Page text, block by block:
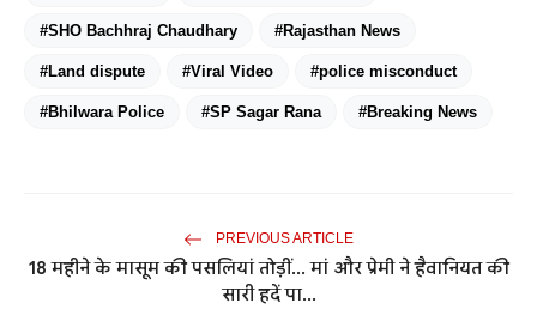
#SHO Bachhraj Chaudhary #Rajasthan News
#Land dispute #Viral Video #police misconduct
#Bhilwara Police #SP Sagar Rana #Breaking News
PREVIOUS ARTICLE
18 महीने के मासूम की पसलियां तोड़ीं... मां और प्रेमी ने हैवानियत की
सारी हदें पा...